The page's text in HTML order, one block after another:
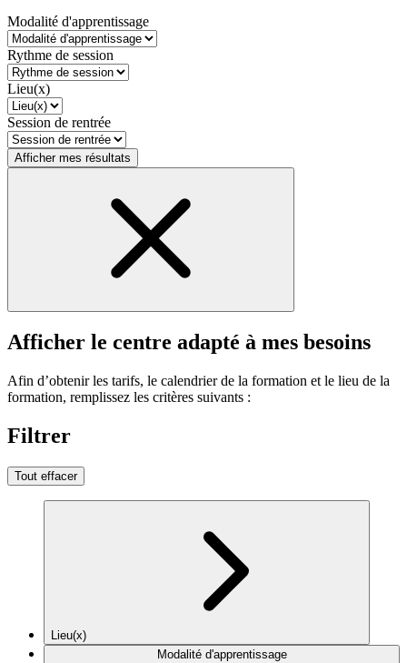
Modalité d'apprentissage
Rythme de session
Lieu(x)
Session de rentrée
Afficher mes résultats
Afficher le centre adapté à mes besoins
Afin d’obtenir les tarifs, le calendrier de la formation et le lieu de la
formation, remplissez les critères suivants :
Filtrer
Tout effacer
Lieu(x)
Modalité d'apprentissage